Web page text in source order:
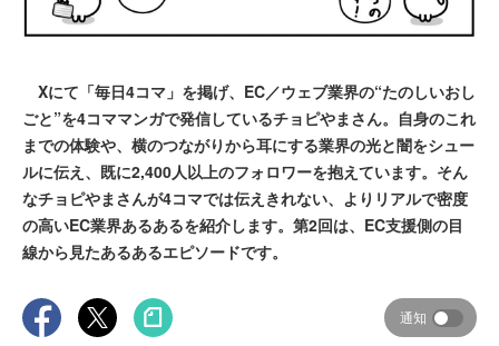
Xにて「毎日4コマ」を掲げ、EC／ウェブ業界の“たのしいおし
ごと”を4コママンガで発信しているチョピやまさん。自身のこれ
までの体験や、横のつながりから耳にする業界の光と闇をシュー
ルに伝え、既に2,400人以上のフォロワーを抱えています。そん
なチョピやまさんが4コマでは伝えきれない、よりリアルで密度
の高いEC業界あるあるを紹介します。第2回は、EC支援側の目
線から見たあるあるエピソードです。
通知